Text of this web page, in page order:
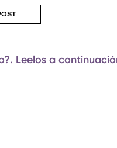
Leelos a